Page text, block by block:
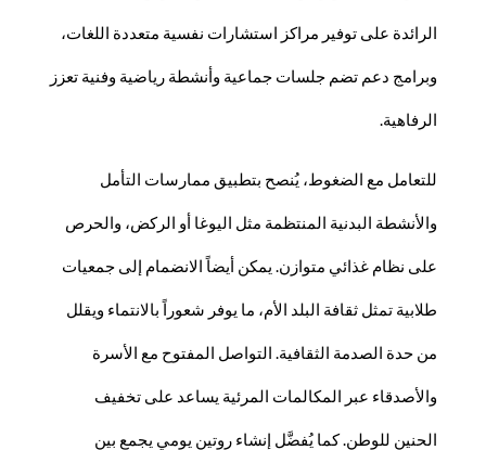
الرائدة على توفير مراكز استشارات نفسية متعددة اللغات،
وبرامج دعم تضم جلسات جماعية وأنشطة رياضية وفنية تعزز
الرفاهية.
للتعامل مع الضغوط، يُنصح بتطبيق ممارسات التأمل
والأنشطة البدنية المنتظمة مثل اليوغا أو الركض، والحرص
على نظام غذائي متوازن. يمكن أيضاً الانضمام إلى جمعيات
طلابية تمثل ثقافة البلد الأم، ما يوفر شعوراً بالانتماء ويقلل
من حدة الصدمة الثقافية. التواصل المفتوح مع الأسرة
والأصدقاء عبر المكالمات المرئية يساعد على تخفيف
الحنين للوطن. كما يُفضَّل إنشاء روتين يومي يجمع بين